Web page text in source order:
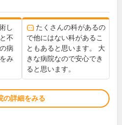
し
不
病
み
たくさんの科があるの
で他にはない科があるこ
ともあると思います。 大
きな病院なので安心でき
ると思います。
の詳細をみる